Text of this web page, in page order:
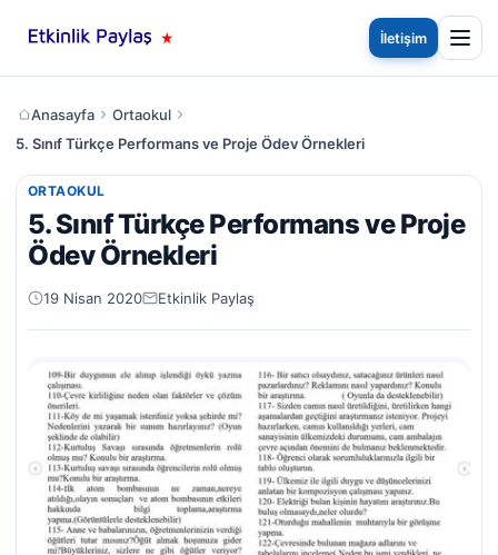
İletişim
Anasayfa
Ortaokul
5. Sınıf Türkçe Performans ve Proje Ödev Örnekleri
ORTAOKUL
5. Sınıf Türkçe Performans ve Proje
Ödev Örnekleri
19 Nisan 2020 Etkinlik Paylaş